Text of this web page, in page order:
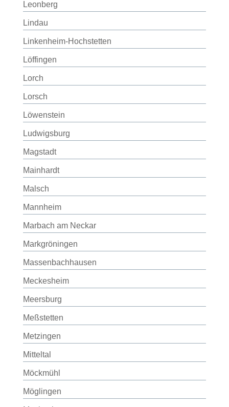
Leonberg
Lindau
Linkenheim-Hochstetten
Löffingen
Lorch
Lorsch
Löwenstein
Ludwigsburg
Magstadt
Mainhardt
Malsch
Mannheim
Marbach am Neckar
Markgröningen
Massenbachhausen
Meckesheim
Meersburg
Meßstetten
Metzingen
Mitteltal
Möckmühl
Möglingen